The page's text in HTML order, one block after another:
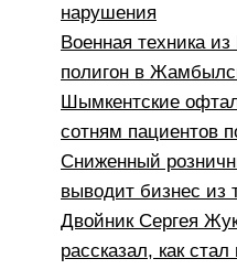
нарушения
Военная техника
полигон в
Шымкентские
сотням пациентов
Сниженный
выводит бизнес из
Двойник Сергея
рассказал, как